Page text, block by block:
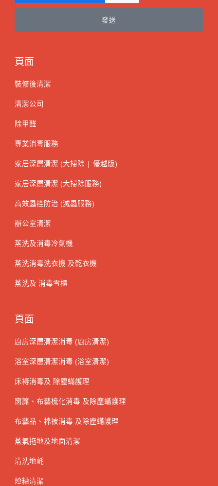
發送
頁面
裝修後清潔
清潔公司
除甲醛
專業消毒服務
家居深層清潔 (大掃除 | 優越版)
家居深層清潔 (大掃除服務)
高效蟲控防治 (滅蟲服務)
辦公室清潔
蒸洗及消毒冷氣機
蒸洗消毒洗衣機 及乾衣機
蒸洗及 消毒雪櫃
頁面
廚房深層清潔消毒 (廚房清潔)
浴室深層清潔消毒 (浴室清潔)
床褥消毒及 除塵蟎護理
窗簾、布藝梳化消毒 及除塵蟎護理
布藝品、棉被消毒 及除塵蟎護理
蒸氣拖地及地面清潔
清洗地氈
燈糟清潔